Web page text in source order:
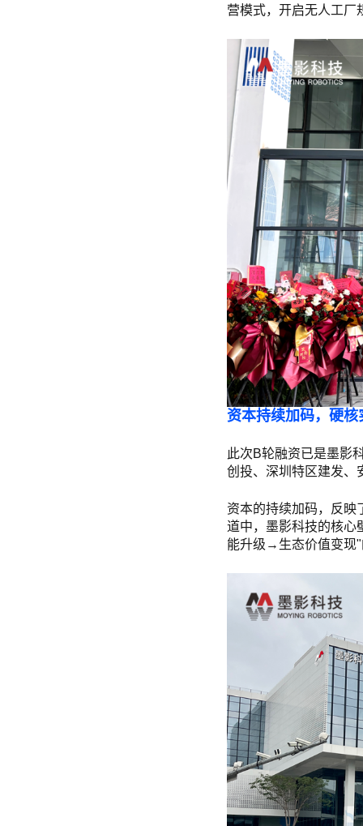
营模式，开启无人工厂
资本持续加码，硬
此次B轮融资已是墨影
创投、深圳特区建发、
资本的持续加码，反映
道中，墨影科技的核心
能升级→生态价值变现